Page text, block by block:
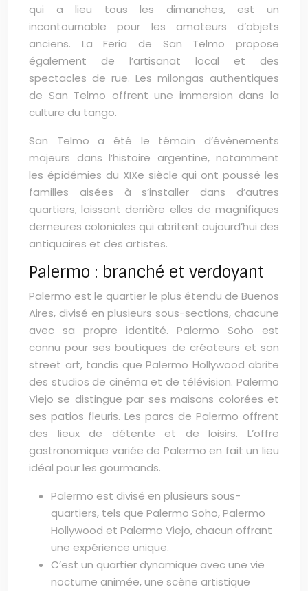
qui a lieu tous les dimanches, est un
incontournable pour les amateurs d’objets
anciens. La Feria de San Telmo propose
également de l’artisanat local et des
spectacles de rue. Les milongas authentiques
de San Telmo offrent une immersion dans la
culture du tango.
San Telmo a été le témoin d’événements
majeurs dans l’histoire argentine, notamment
les épidémies du XIXe siècle qui ont poussé les
familles aisées à s’installer dans d’autres
quartiers, laissant derrière elles de magnifiques
demeures coloniales qui abritent aujourd’hui des
antiquaires et des artistes.
Palermo : branché et verdoyant
Palermo est le quartier le plus étendu de Buenos
Aires, divisé en plusieurs sous-sections, chacune
avec sa propre identité. Palermo Soho est
connu pour ses boutiques de créateurs et son
street art, tandis que Palermo Hollywood abrite
des studios de cinéma et de télévision. Palermo
Viejo se distingue par ses maisons colorées et
ses patios fleuris. Les parcs de Palermo offrent
des lieux de détente et de loisirs. L’offre
gastronomique variée de Palermo en fait un lieu
idéal pour les gourmands.
Palermo est divisé en plusieurs sous-
quartiers, tels que Palermo Soho, Palermo
Hollywood et Palermo Viejo, chacun offrant
une expérience unique.
C’est un quartier dynamique avec une vie
nocturne animée, une scène artistique